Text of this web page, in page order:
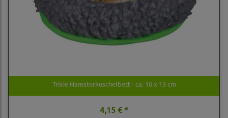
Trixie Hamsterkuschelbett - ca. 16 x 13 cm
4,15 € *